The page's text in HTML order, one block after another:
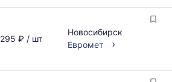
295 ₽ / шт
Новосибирск
Евромет
›